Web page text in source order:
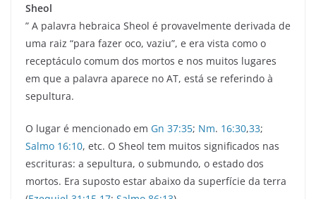
Sheol
” A palavra hebraica Sheol é provavelmente derivada de
uma raiz “para fazer oco, vaziu”, e era vista como o
receptáculo comum dos mortos e nos muitos lugares
em que a palavra aparece no AT, está se referindo à
sepultura.
O lugar é mencionado em Gn 37:35; Nm. 16:30,33;
Salmo 16:10, etc. O Sheol tem muitos significados nas
escrituras: a sepultura, o submundo, o estado dos
mortos. Era suposto estar abaixo da superfície da terra